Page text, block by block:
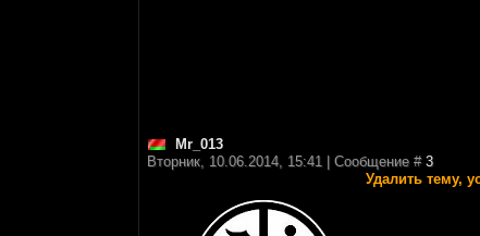
Mr_013
Вторник, 10.06.2014, 15:41 | Сообщение # 3
Удалить тему,